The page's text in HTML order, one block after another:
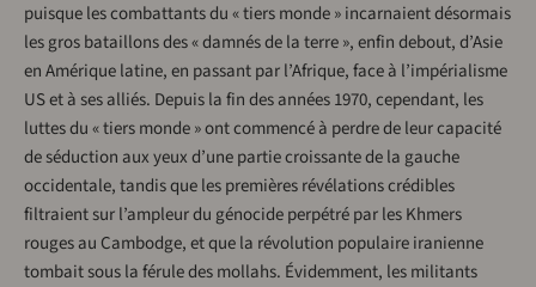
puisque les combattants du « tiers monde » incarnaient désormais
les gros bataillons des « damnés de la terre », enfin debout, d’Asie
en Amérique latine, en passant par l’Afrique, face à l’impérialisme
US et à ses alliés. Depuis la fin des années 1970, cependant, les
luttes du « tiers monde » ont commencé à perdre de leur capacité
de séduction aux yeux d’une partie croissante de la gauche
occidentale, tandis que les premières révélations crédibles
filtraient sur l’ampleur du génocide perpétré par les Khmers
rouges au Cambodge, et que la révolution populaire iranienne
tombait sous la férule des mollahs. Évidemment, les militants